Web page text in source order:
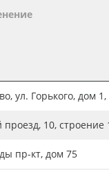
ул. Горького, дом
10, строение
пр-кт, дом 75